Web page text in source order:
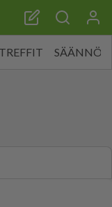
TREFFIT SÄÄNNÖT